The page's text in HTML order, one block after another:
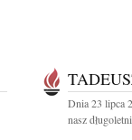
Dnia 23 lipca
nasz